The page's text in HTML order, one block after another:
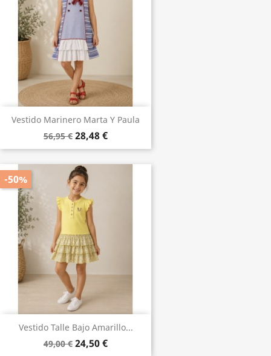
Vestido Marinero Marta Y Paula
56,95 € 28,48 €
Vestido Talle Bajo Amarillo...
49,00 € 24,50 €
-50%